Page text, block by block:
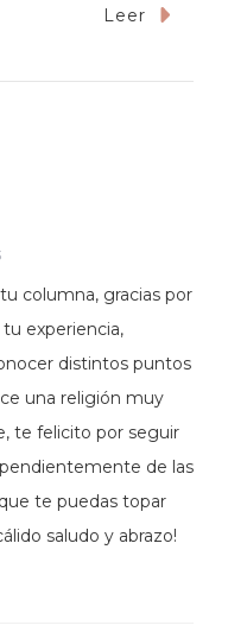
Leer
columna, gracias por
experiencia,
distintos puntos
una religión muy
te felicito por seguir
de las
te puedas topar
saludo y abrazo!